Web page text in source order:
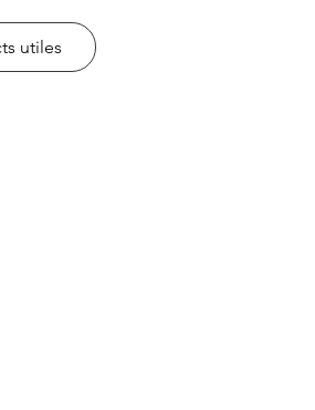
utiles